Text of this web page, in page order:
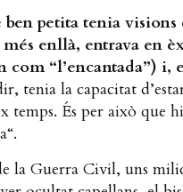
ben petita tenia
enllà, entrava en
“l’encantada”) i,
tenia la capacitat
temps. És per això que
la Guerra Civil, uns